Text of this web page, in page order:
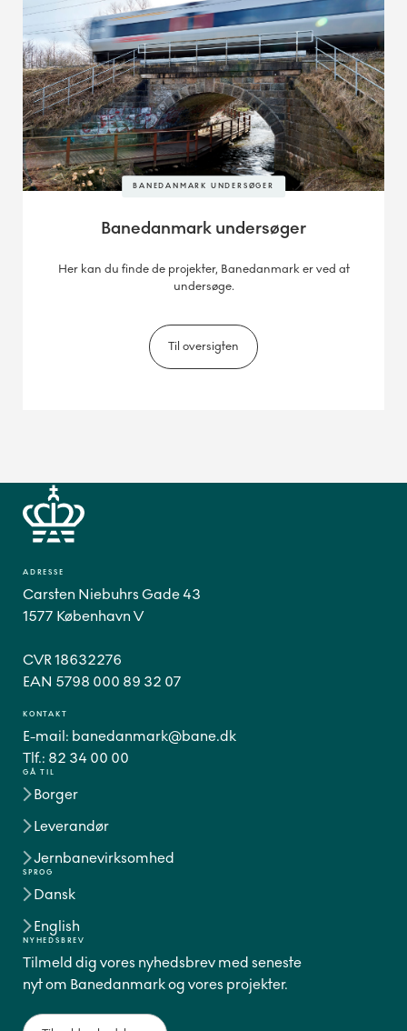
BANEDANMARK UNDERSØGER
Banedanmark undersøger
Her kan du finde de projekter, Banedanmark er ved at
undersøge.
Til oversigten
GÅ TIL
Borger
Leverandør
Jernbanevirksomhed
SPROG
Dansk
English
ADRESSE
Carsten Niebuhrs Gade 43
1577 København V
CVR 18632276
EAN 5798 000 89 32 07
KONTAKT
E-mail: banedanmark@bane.dk
Tlf.: 82 34 00 00
NYHEDSBREV
Tilmeld dig vores nyhedsbrev med seneste
nyt om Banedanmark og vores projekter.